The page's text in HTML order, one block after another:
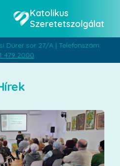
Katolikus
Szeretetszolgálat
Dürer sor 27/A | Telefonszám:
479 2000